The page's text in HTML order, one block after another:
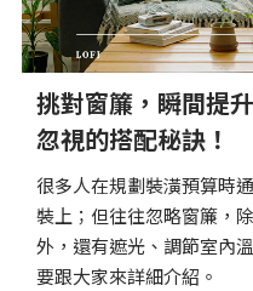
挑對窗簾，瞬間提
忽視的搭配秘訣！
很多人在規劃裝潢預算時
裝上；但往往忽略窗簾，
外，還有遮光、調節室內
要跟大家來詳細介紹。